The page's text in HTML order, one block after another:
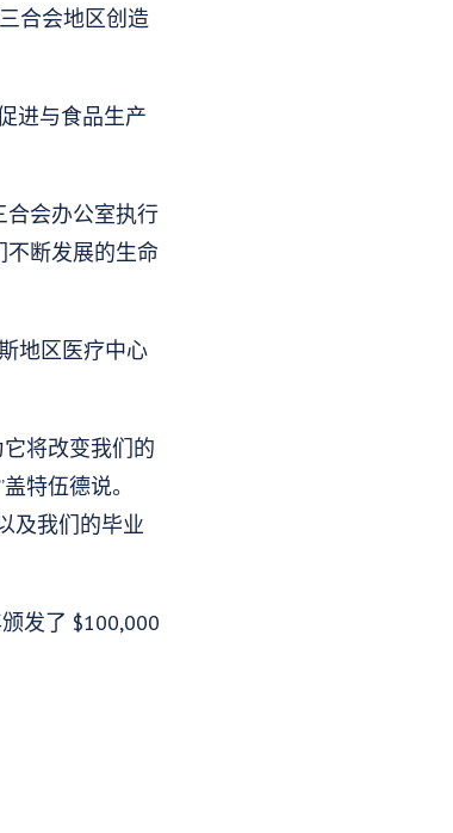
合会地区创造
进与食品生产
合会办公室执行
不断发展的生命
地区医疗中心
将改变我们的
特伍德说。
及我们的毕业
发了 $100,000